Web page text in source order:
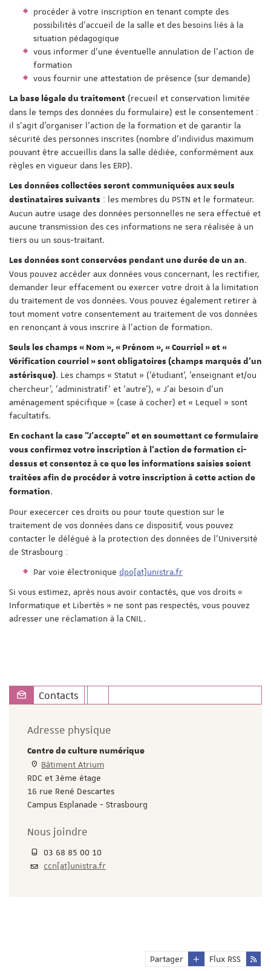
procéder à votre inscription en tenant compte des
possibilités d'accueil de la salle et des besoins liés à la
situation pédagogique
vous informer d'une éventuelle annulation de l'action de
formation
vous fournir une attestation de présence (sur demande)
La base légale du traitement (recueil et conservation limitée
dans le temps des données du formulaire) est le consentement :
il s'agit d'organiser l'action de la formation et de garantir la
sécurité des personnes inscrites (nombre d'individus maximum
pouvant être accueillis dans la salle dédiée, conformément aux
règles en vigueur dans les ERP).
Les données collectées seront communiquées aux seuls
destinataires suivants : les membres du PSTN et le formateur.
Aucun autre usage des données personnelles ne sera effectué et
aucune transmission des ces informations ne sera réalisée à un
tiers ou un sous-traitant.
Les données sont conservées pendant une durée de un an.
Vous pouvez accéder aux données vous concernant, les rectifier,
demander leur effacement ou exercer votre droit à la limitation
du traitement de vos données. Vous pouvez également retirer à
tout moment votre consentement au traitement de vos données
en renonçant à vous inscrire à l'action de formation.
Seuls les champs « Nom », « Prénom », « Courriel » et «
Vérification courriel » sont obligatoires (champs marqués d'un
astérisque). Les champs « Statut » ('étudiant', 'enseignant et/ou
chercheur', 'administratif' et 'autre'), « J'ai besoin d'un
aménagement spécifique » (case à cocher) et « Lequel » sont
facultatifs.
En cochant la case "J'accepte" et en soumettant ce formulaire
vous confirmez votre inscription à l'action de formation ci-
dessus et consentez à ce que les informations saisies soient
traitées afin de procéder à votre inscription à cette action de
formation.
Pour execercer ces droits ou pour toute question sur le
traitement de vos données dans ce dispositif, vous pouvez
contacter le délégué à la protection des données de l'Université
de Strasbourg :
Par voie électronique dpo[at]unistra.fr
Si vous estimez, après nous avoir contactés, que vos droits «
Informatique et Libertés » ne sont pas respectés, vous pouvez
adresser une réclamation à la CNIL.
Contacts
Adresse physique
Centre de culture numérique
Bâtiment Atrium
RDC et 3ème étage
16 rue René Descartes
Campus Esplanade - Strasbourg
Nous joindre
03 68 85 00 10
ccn[at]unistra.fr
Partager Flux RSS